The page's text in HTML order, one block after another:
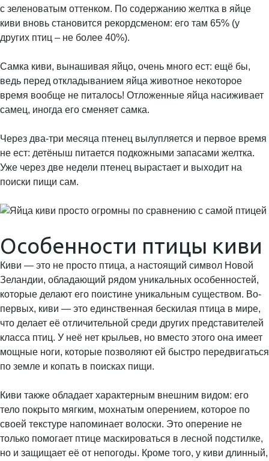
с зеленоватым оттенком. По содержанию желтка в яйце
киви вновь становится рекордсменом: его там 65% (у
других птиц – не более 40%).
Самка киви, вынашивая яйцо, очень много ест: ещё бы,
ведь перед откладыванием яйца животное некоторое
время вообще не питалось! Отложенные яйца насиживает
самец, иногда его сменяет самка.
Через два-три месяца птенец вылупляется и первое время
не ест: детёныш питается подкожными запасами желтка.
Уже через две недели птенец вырастает и выходит на
поиски пищи сам.
Особенности птицы киви
Киви — это не просто птица, а настоящий символ Новой
Зеландии, обладающий рядом уникальных особенностей,
которые делают его поистине уникальным существом. Во-
первых, киви — это единственная бескилая птица в мире,
что делает её отличительной среди других представителей
класса птиц. У неё нет крыльев, но вместо этого она имеет
мощные ноги, которые позволяют ей быстро передвигаться
по земле и копать в поисках пищи.
Киви также обладает характерным внешним видом: его
тело покрыто мягким, мохнатым оперением, которое по
своей текстуре напоминает волоски. Это оперение не
только помогает птице маскироваться в лесной подстилке,
но и защищает её от непогоды. Кроме того, у киви длинный,